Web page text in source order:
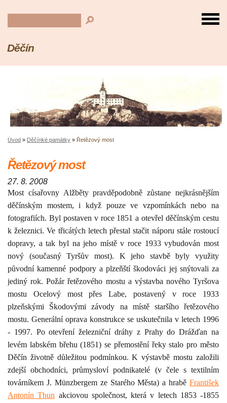
Děčín
Úvod » Děčínké památky » Řetězový most
Řetězový most
27. 8. 2008
Most císařovny Alžběty pravděpodobně zůstane nejkrásnějším
děčínským mostem, i když pouze ve vzpomínkách nebo na
fotografiích. Byl postaven v roce 1851 a otevřel děčínským cestu
k železnici. Ve třicátých letech přestal stačit náporu stále rostoucí
dopravy, a tak byl na jeho místě v roce 1933 vybudován most
nový (současný Tyršův most). K jeho stavbě byly využity
původní kamenné podpory a plzeňští škodováci jej snýtovali za
jediný rok. Požár řetězového mostu a výstavba nového Tyršova
mostu Ocelový most přes Labe, postavený v roce 1933
plzeňskými Škodovými závody na místě staršího řetězového
mostu. Generální oprava konstrukce se uskutečnila v letech 1996
- 1997. Po otevření železniční dráhy z Prahy do Drážďan na
levém labském břehu (1851) se přemostění řeky stalo pro město
Děčín životně důležitou podmínkou. K výstavbě mostu založili
zdejší obchodníci, průmysloví podnikatelé (v čele s textilním
továrníkem J. Münzbergem ze Starého Města) a hrabě František
Antonín Thun akciovou společnost, která v letech 1853 -1855